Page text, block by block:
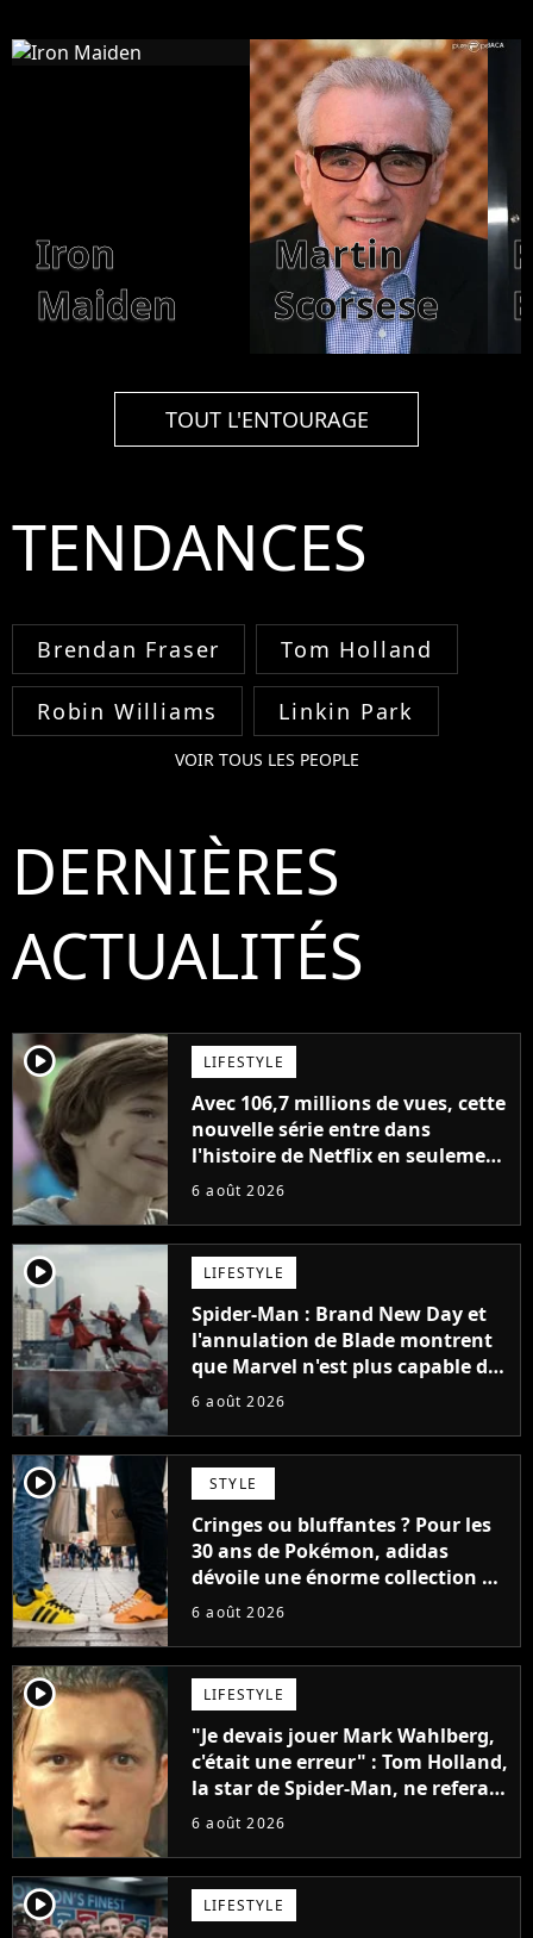
Iron
Maiden
Martin
Scorsese
TOUT L'ENTOURAGE
TENDANCES
Brendan Fraser Tom Holland
Robin Williams Linkin Park
VOIR TOUS LES PEOPLE
DERNIÈRES
ACTUALITÉS
player2 LIFESTYLE
Avec 106,7 millions de vues, cette
nouvelle série entre dans
l'histoire de Netflix en seulement
48 jours
6 août 2026
player2 LIFESTYLE
Spider-Man : Brand New Day et
l'annulation de Blade montrent
que Marvel n'est plus capable de
faire quoi que ce soit de simple
6 août 2026
player2 STYLE
Cringes ou bluffantes ? Pour les
30 ans de Pokémon, adidas
dévoile une énorme collection de
sneakers et je ne sais pas quoi en
6 août 2026
player2 LIFESTYLE
"Je devais jouer Mark Wahlberg,
c'était une erreur" : Tom Holland,
la star de Spider-Man, ne referait
pas ce blockbuster
6 août 2026
player2 LIFESTYLE